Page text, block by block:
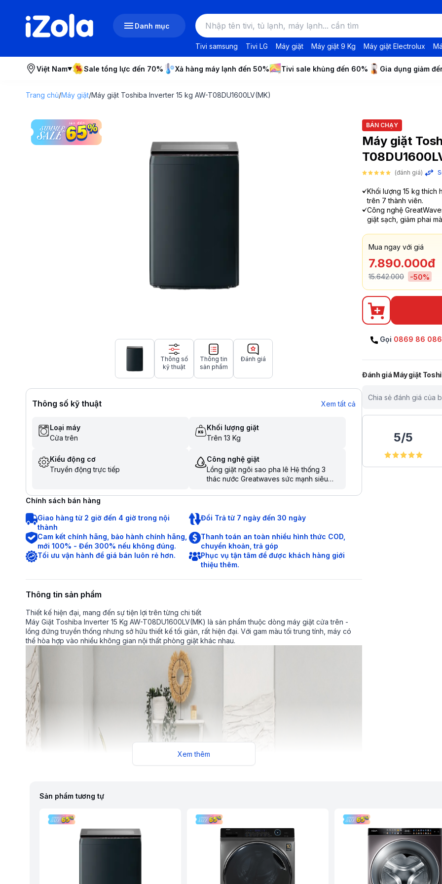
Danh mục
Tivi samsung Tivi LG Máy giặt Máy giặt 9 Kg Máy giặt Electrolux
Việt Nam Sale tổng lực đến 70% Xả hàng máy lạnh đến 50% Tivi sale khủng đến 60% Gia dụng giảm
Trang chủ/Máy giặt/Máy giặt Toshiba Inverter 15 kg AW-T08DU1600LV(MK)
Thông số
kỹ thuật
Thông tin
sản phẩm
Đánh giá
Thông số kỹ thuật Xem tất cả
Loại máy
Cửa trên
Khối lượng giặt
Trên 13 Kg
Kiểu động cơ
Truyền động trực tiếp
Công nghệ giặt
Lồng giặt ngôi sao pha lê Hệ thống 3
thác nước Greatwaves sức mạnh siêu
Bảo vệ quần áo chống vi khuẩn mùi hôi
đồ giặt thơm hơn, mềm mại hơn
Chính sách bán hàng
Giao hàng từ 2 giờ đến 4 giờ trong nội
thành
Đổi Trả từ 7 ngày đến 30 ngày
Cam kết chính hãng, bảo hành chính hãng,
mới 100% - Đền 300% nếu không đúng.
Thanh toán an toàn nhiều hình thức COD,
chuyển khoản, trả góp
Tối ưu vận hành để giá bán luôn rẻ hơn.
Phục vụ tận tâm để được khách hàng giới
thiệu thêm.
Thông tin sản phẩm
Thiết kế hiện đại, mang đến sự tiện lợi trên từng chi tiết
Máy Giặt Toshiba Inverter 15 Kg AW-T08DU1600LV(MK) là sản phẩm thuộc dòng máy giặt cửa trên -
lồng đứng truyền thống nhưng sở hữu thiết kế tối giản, rất hiện đại. Với gam màu tối trung tính, máy có
thể hòa hợp vào nhiều không gian nội thất phòng giặt khác nhau.
Xem thêm
BÁN CHẠY
Máy giặt
(đánh giá)
Khối lượng 15 kg thích
trên 7 thành viên.
Công nghệ
giặt sạch, giảm phai
Mua ngay với giá
7.890.000đ
15.642.000 -50%
Gọi 0869 86
Đánh giá Máy giặt
Chia sẻ đánh giá của
5/5
Sản phẩm tương tự